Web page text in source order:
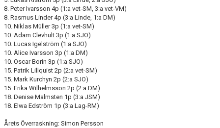
KALENDER
WEBSHOP
8. Peter Ivarsson 4p (1:a vet-SM, 3:a vet-VM)
8. Rasmus Linder 4p (3:a Linde, 1:a DM)
10. Niklas Müller 3p (1:a vet-SM)
10. Adam Clevhult 3p (1:a SJO)
10. Lucas Igelström (1:a SJO)
10. Alice Ivarsson 3p (1:a DM)
10. Oscar Borin 3p (1:a SJO)
15. Patrik Lillquist 2p (2:a vet-SM)
15. Mark Kurchyn 2p (2:a SJO)
15. Erika Wilhelmsson 2p (2:a DM)
18. Denise Malmsten 1p (3:a JSM)
18. Elwa Edström 1p (3:a Lag-RM)
Årets Överraskning: Simon Persson